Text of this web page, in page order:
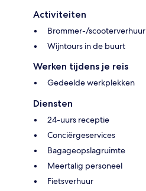
Activiteiten
Brommer-/scooterverhuur
Wijntours in de buurt
Werken tijdens je reis
Gedeelde werkplekken
Diensten
24-uurs receptie
Conciërgeservices
Bagageopslagruimte
Meertalig personeel
Fietsverhuur